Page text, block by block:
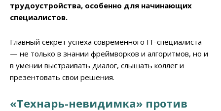
трудоустройства, особенно для начинающих
специалистов.
Главный секрет успеха современного IT-специалиста
— не только в знании фреймворков и алгоритмов, но и
в умении выстраивать диалог, слышать коллег и
презентовать свои решения.
«Технарь-невидимка» против